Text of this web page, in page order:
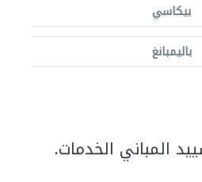
بيكاسي
باليمبانغ
المباني الخدمات.